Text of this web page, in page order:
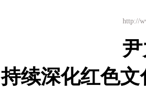
http://
持续深化红色